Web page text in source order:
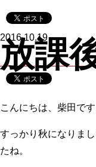
2016.10.19
放課
こんにちは、柴田です
すっかり秋になりま
たね。